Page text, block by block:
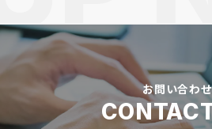
お問い合わせ